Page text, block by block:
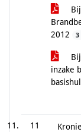
2012
3
inzake
11